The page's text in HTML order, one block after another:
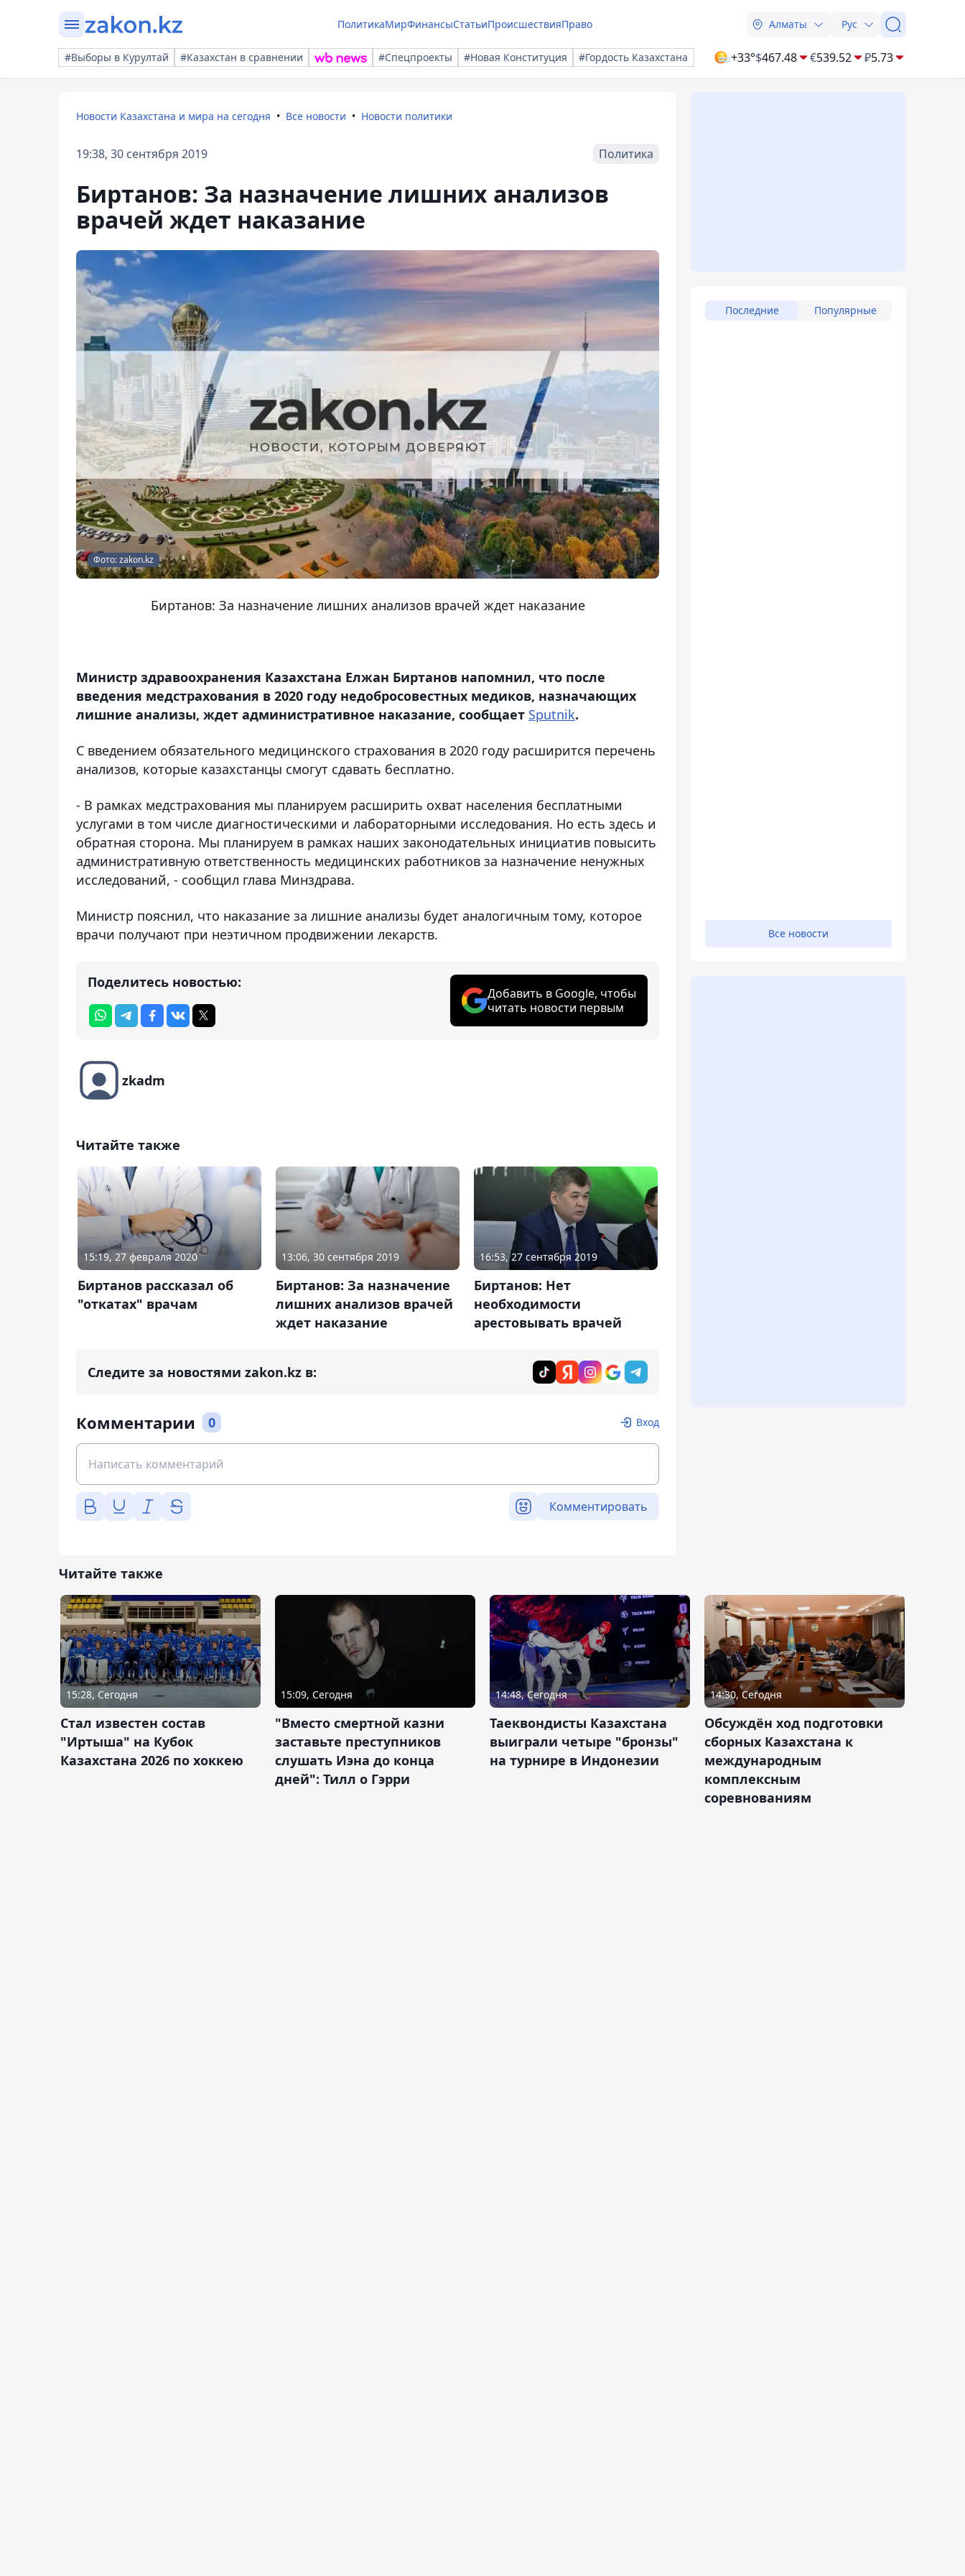
ПолитикаМирФинансыСтатьиПроисшествияПраво Алматы Рус
#Выборы в Курултай #Казахстан в сравнении #Спецпроекты #Новая Конституция #Гордость Казахстана +33°$467.48 €539.52 ₽5.73
Новости Казахстана и мира на сегодня Все новости Новости политики
19:38, 30 сентября 2019 Политика
Биртанов: За назначение лишних анализов
врачей ждет наказание
Фото: zakon.kz
Биртанов: За назначение лишних анализов врачей ждет наказание
Министр здравоохранения Казахстана Елжан Биртанов напомнил, что после
введения медстрахования в 2020 году недобросовестных медиков, назначающих
лишние анализы, ждет административное наказание, сообщает Sputnik.
С введением обязательного медицинского страхования в 2020 году расширится перечень
анализов, которые казахстанцы смогут сдавать бесплатно.
- В рамках медстрахования мы планируем расширить охват населения бесплатными
услугами в том числе диагностическими и лабораторными исследования. Но есть здесь и
обратная сторона. Мы планируем в рамках наших законодательных инициатив повысить
административную ответственность медицинских работников за назначение ненужных
исследований, - сообщил глава Минздрава.
Министр пояснил, что наказание за лишние анализы будет аналогичным тому, которое
врачи получают при неэтичном продвижении лекарств.
Поделитесь новостью:
Добавить в Google, чтобы
читать новости первым
zkadm
Читайте также
15:19, 27 февраля 2020
Биртанов рассказал об
"откатах" врачам
13:06, 30 сентября 2019
Биртанов: За назначение
лишних анализов врачей
ждет наказание
16:53, 27 сентября 2019
Биртанов: Нет
необходимости
арестовывать врачей
Следите за новостями zakon.kz в:
Комментарии 0 Вход
Комментировать
Последние Популярные
Все новости
Читайте также
15:28, Сегодня
Стал известен состав
"Иртыша" на Кубок
Казахстана 2026 по хоккею
15:09, Сегодня
"Вместо смертной казни
заставьте преступников
слушать Иэна до конца
дней": Тилл о Гэрри
14:48, Сегодня
Таеквондисты Казахстана
выиграли четыре "бронзы"
на турнире в Индонезии
14:30, Сегодня
Обсуждён ход подготовки
сборных Казахстана к
международным
комплексным
соревнованиям